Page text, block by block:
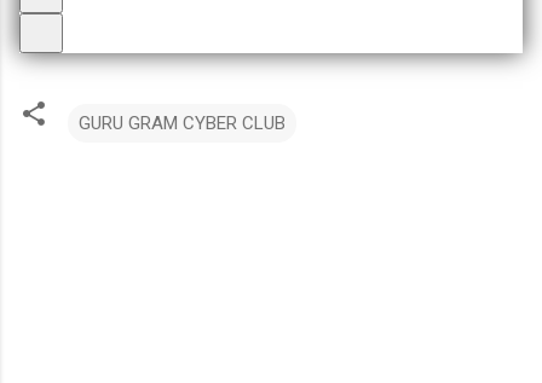
GURU GRAM CYBER CLUB